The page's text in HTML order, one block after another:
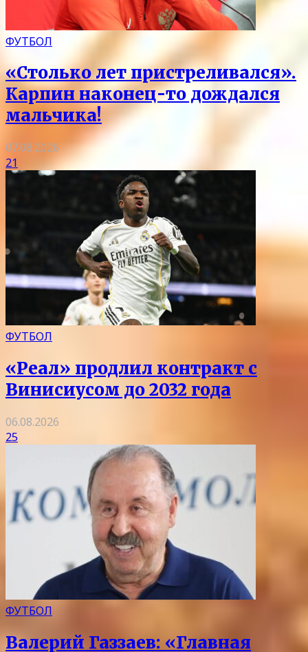
ФУТБОЛ
«Столько лет пристреливался».
Карпин наконец-то дождался
мальчика!
07.08.2026
21
ФУТБОЛ
«Реал» продлил контракт с
Винисиусом до 2032 года
06.08.2026
25
ФУТБОЛ
Валерий Газзаев: «Главная